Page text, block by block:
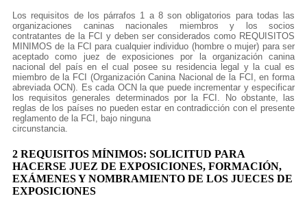
Los requisitos de los párrafos 1 a 8 son obligatorios para todas las
organizaciones caninas nacionales miembros y los socios
contratantes de la FCI y deben ser considerados como REQUISITOS
MINIMOS de la FCI para cualquier individuo (hombre o mujer) para ser
aceptado como juez de exposiciones por la organización canina
nacional del país en el cual posee su residencia legal y la cual es
miembro de la FCI (Organización Canina Nacional de la FCI, en forma
abreviada OCN). Es cada OCN la que puede incrementar y especificar
los requisitos generales determinados por la FCI. No obstante, las
reglas de los países no pueden estar en contradicción con el presente
reglamento de la FCI, bajo ninguna
circunstancia.
2 REQUISITOS MÍNIMOS: SOLICITUD PARA
HACERSE JUEZ DE EXPOSICIONES, FORMACIÓN,
EXÁMENES Y NOMBRAMIENTO DE LOS JUECES DE
EXPOSICIONES